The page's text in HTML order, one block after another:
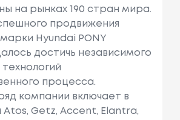
на рынках 190 стран мира.
продвижения
Hyundai PONY
достичь независимого
процесса.
компании включает в
Atos, Getz, Accent, Elantra,